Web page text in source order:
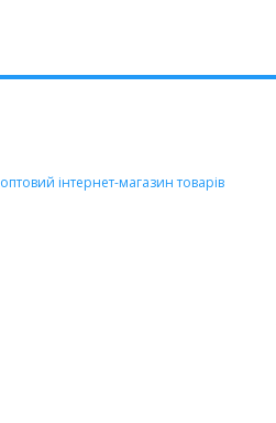
оптовий інтернет-магазин товарів